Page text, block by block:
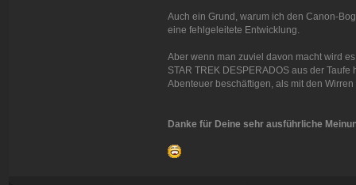
Auch ein Grund, warum ich den Canon-
eine fehlgeleitete Entwicklung.
Aber wenn man zuviel davon macht wird
STAR TREK DESPERADOS aus der
Abenteuer beschäftigen, als mit den
Danke für Deine sehr ausführliche